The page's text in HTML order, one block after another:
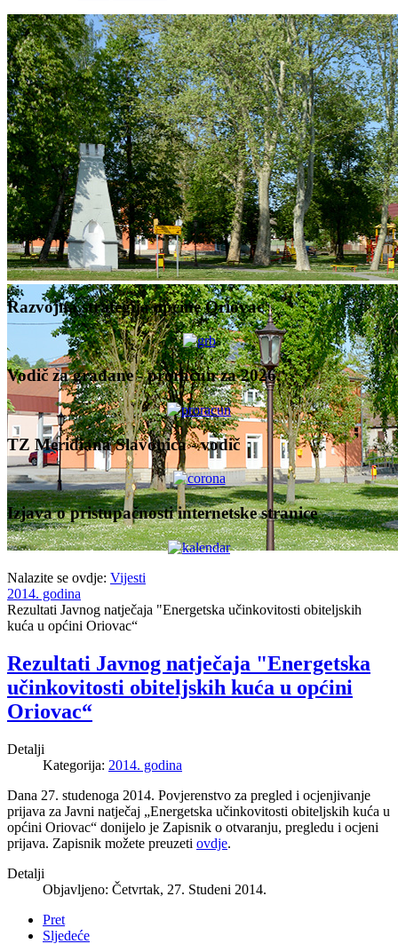
Razvojna strategija općine Oriovac
Vodič za građane - proračun za 2026.
TZ Meridiana Slavonica - vodič
Izjava o pristupačnosti internetske stranice
Nalazite se ovdje: Vijesti
2014. godina
Rezultati Javnog natječaja "Energetska učinkovitosti obiteljskih
kuća u općini Oriovac“
Rezultati Javnog natječaja "Energetska
učinkovitosti obiteljskih kuća u općini
Oriovac“
Detalji
Kategorija: 2014. godina
Dana 27. studenoga 2014. Povjerenstvo za pregled i ocjenjivanje
prijava za Javni natječaj „Energetska učinkovitosti obiteljskih kuća u
općini Oriovac“ donijelo je Zapisnik o otvaranju, pregledu i ocjeni
prijava. Zapisnik možete preuzeti ovdje.
Detalji
Objavljeno: Četvrtak, 27. Studeni 2014.
Pret
Sljedeće